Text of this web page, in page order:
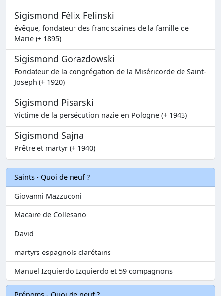
Sigismond Félix Felinski
évêque, fondateur des franciscaines de la famille de
Marie (+ 1895)
Sigismond Gorazdowski
Fondateur de la congrégation de la Miséricorde de Saint-
Joseph (+ 1920)
Sigismond Pisarski
Victime de la persécution nazie en Pologne (+ 1943)
Sigismond Sajna
Prêtre et martyr (+ 1940)
Saints - Quoi de neuf ?
Giovanni Mazzuconi
Macaire de Collesano
David
martyrs espagnols clarétains
Manuel Izquierdo Izquierdo et 59 compagnons